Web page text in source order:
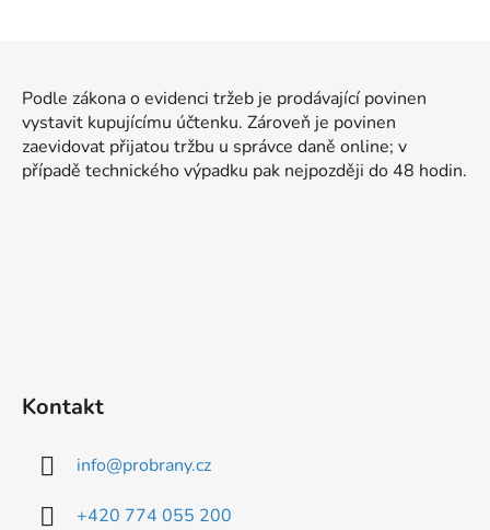
Podle zákona o evidenci tržeb je prodávající povinen
vystavit kupujícímu účtenku. Zároveň je povinen
zaevidovat přijatou tržbu u správce daně online; v
případě technického výpadku pak nejpozději do 48 hodin.
Kontakt
info@probrany.cz
+420 774 055 200